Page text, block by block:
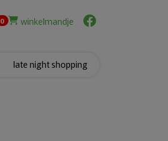
0items in cart
winkelmandje
late night shopping